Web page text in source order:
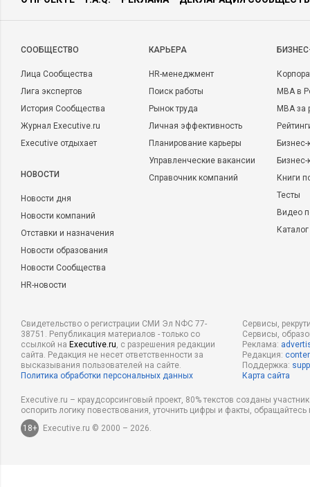
CООБЩЕСТВО
Лица Сообщества
Лига экспертов
История Сообщества
Журнал Executive.ru
Executive отдыхает
НОВОСТИ
Новости дня
Новости компаний
Отставки и назначения
Новости образования
Новости Сообщества
HR-новости
КАРЬЕРА
HR-менеджмент
Поиск работы
Рынок труда
Личная эффективность
Планирование карьеры
Управленческие вакансии
Справочник компаний
MBA в
MBA
Бизнес-
Книги
Тесты
Видео
Свидетельство о регистрации СМИ Эл NФС 77-
38751. Републикация материалов - только со
ссылкой на Executive.ru, с разрешения редакции
сайта. Редакция не несет ответственности за
высказывания пользователей на сайте.
Политика обработки персональных данных
Сервисы,
Сервисы,
Реклама:
Редакция:
Поддержка:
Карта сайта
Executive.ru – краудсорсинговый проект, 80% текстов созданы
оспорить логику повествования, уточнить цифры и факты,
18+
Executive.ru © 2000 – 2026.